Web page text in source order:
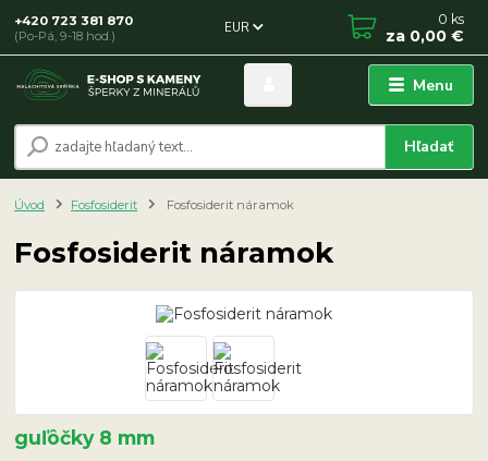
Menu
EUR
Hľadať
+420 723 381 870
(Po-Pá, 9-18 hod.)
0 ks
za 0,00 €
Úvod Fosfosiderit Fosfosiderit náramok
Fosfosiderit náramok
guľôčky 8 mm